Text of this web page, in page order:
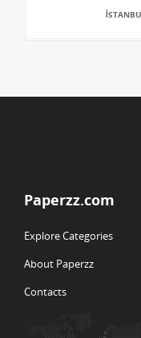
Paperzz.com
Explore Categories
About Paperzz
Contacts